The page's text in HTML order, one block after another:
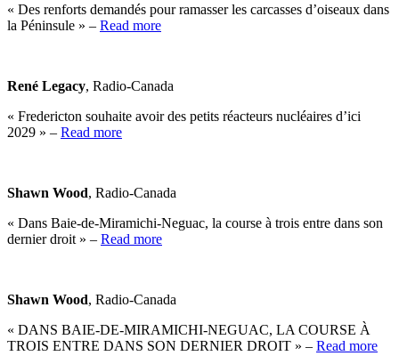
« Des renforts demandés pour ramasser les carcasses d’oiseaux dans
la Péninsule » – Read more
René Legacy, Radio-Canada
« Fredericton souhaite avoir des petits réacteurs nucléaires d’ici
2029 » – Read more
Shawn Wood, Radio-Canada
« Dans Baie-de-Miramichi-Neguac, la course à trois entre dans son
dernier droit » – Read more
Shawn Wood, Radio-Canada
« DANS BAIE-DE-MIRAMICHI-NEGUAC, LA COURSE À
TROIS ENTRE DANS SON DERNIER DROIT » – Read more